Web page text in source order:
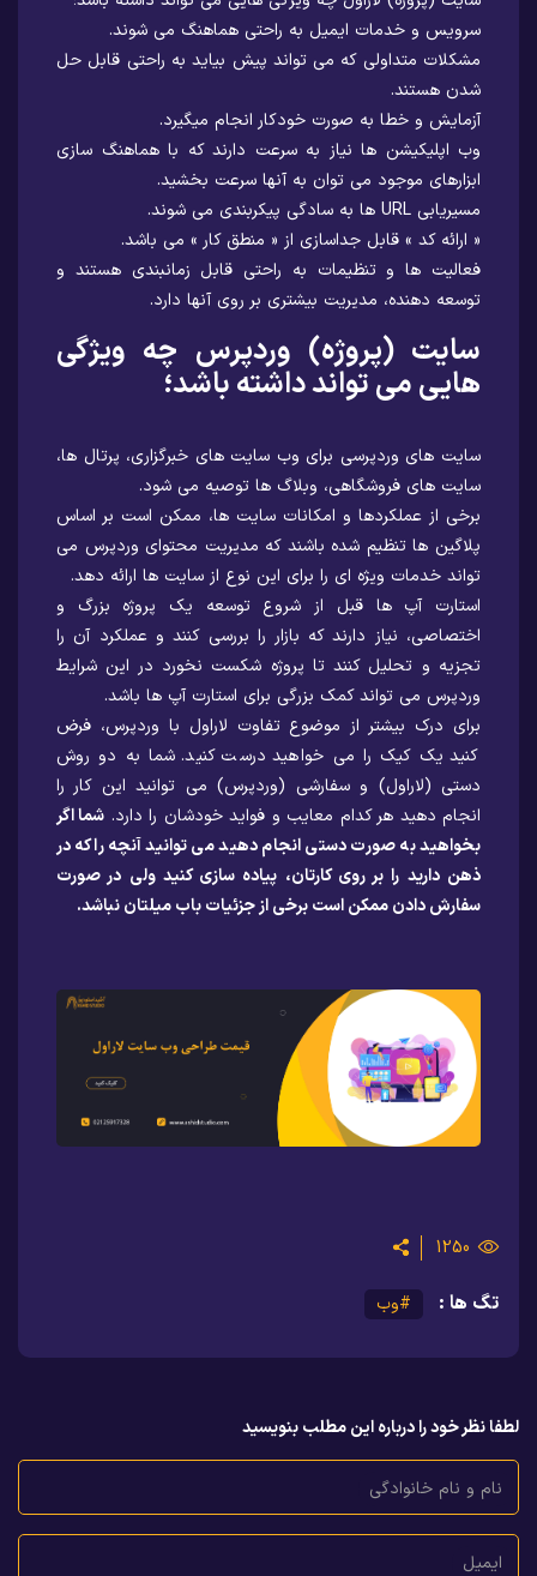
سرویس و خدمات ایمیل به راحتی هماهنگ می شوند.
مشکلات متداولی که می تواند پیش بیاید به راحتی قابل حل
شدن هستند.
آزمایش و خطا به صورت خودکار انجام میگیرد.
وب اپلیکیشن ها نیاز به سرعت دارند که با هماهنگ سازی
ابزارهای موجود می توان به آنها سرعت بخشید.
مسیریابی URL ها به سادگی پیکربندی می شوند.
« ارائه کد » قابل جداسازی از « منطق کار » می باشد.
فعالیت ها و تنظیمات به راحتی قابل زمانبندی هستند و
توسعه دهنده، مدیریت بیشتری بر روی آنها دارد.
سایت (پروژه) وردپرس چه ویژگی
هایی می تواند داشته باشد؛
سایت های وردپرسی برای وب سایت های خبرگزاری، پرتال ها،
سایت های فروشگاهی، وبلاگ ها توصیه می شود.
برخی از عملکردها و امکانات سایت ها، ممکن است بر اساس
پلاگین ها تنظیم شده باشند که مدیریت محتوای وردپرس می
تواند خدمات ویژه ای را برای این نوع از سایت ها ارائه دهد.
استارت آپ ها قبل از شروع توسعه یک پروژه بزرگ و
اختصاصی، نیاز دارند که بازار را بررسی کنند و عملکرد آن را
تجزیه و تحلیل کنند تا پروژه شکست نخورد در این شرایط
وردپرس می تواند کمک بزرگی برای استارت آپ ها باشد.
برای درک بیشتر از موضوع تفاوت لاراول با وردپرس، فرض
کنید یک کیک را می خواهید درست کنید. شما به دو روش
دستی (لاراول) و سفارشی (وردپرس) می توانید این کار را
انجام دهید هر کدام معایب و فواید خودشان را دارد. شما اگر
بخواهید به صورت دستی انجام دهید می توانید آنچه را که در
ذهن دارید را بر روی کارتان، پیاده سازی کنید ولی در صورت
سفارش دادن ممکن است برخی از جزئیات باب میلتان نباشد.
1250
تگ ها : #وب
لطفا نظر خود را درباره این مطلب بنویسید
نام و نام خانوادگی
ایمیل